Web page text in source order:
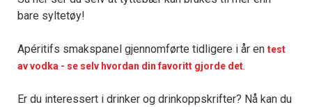
bare syltetøy!
Apéritifs smakspanel gjennomførte tidligere i år en test
av vodka - se selv hvordan din favoritt gjorde det.
Er du interessert i drinker og drinkoppskrifter? Nå kan du